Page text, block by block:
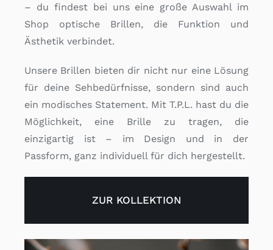
– du findest bei uns eine große Auswahl im
Shop optische Brillen, die Funktion und
Ästhetik verbindet.
Unsere Brillen bieten dir nicht nur eine Lösung
für deine Sehbedürfnisse, sondern sind auch
ein modisches Statement. Mit T.P.L. hast du die
Möglichkeit, eine Brille zu tragen, die
einzigartig ist – im Design und in der
Passform, ganz individuell für dich hergestellt.
ZUR KOLLEKTION